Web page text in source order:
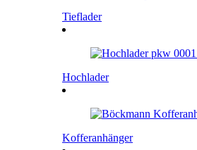
Tieflader
Hochlader
Kofferanhänger